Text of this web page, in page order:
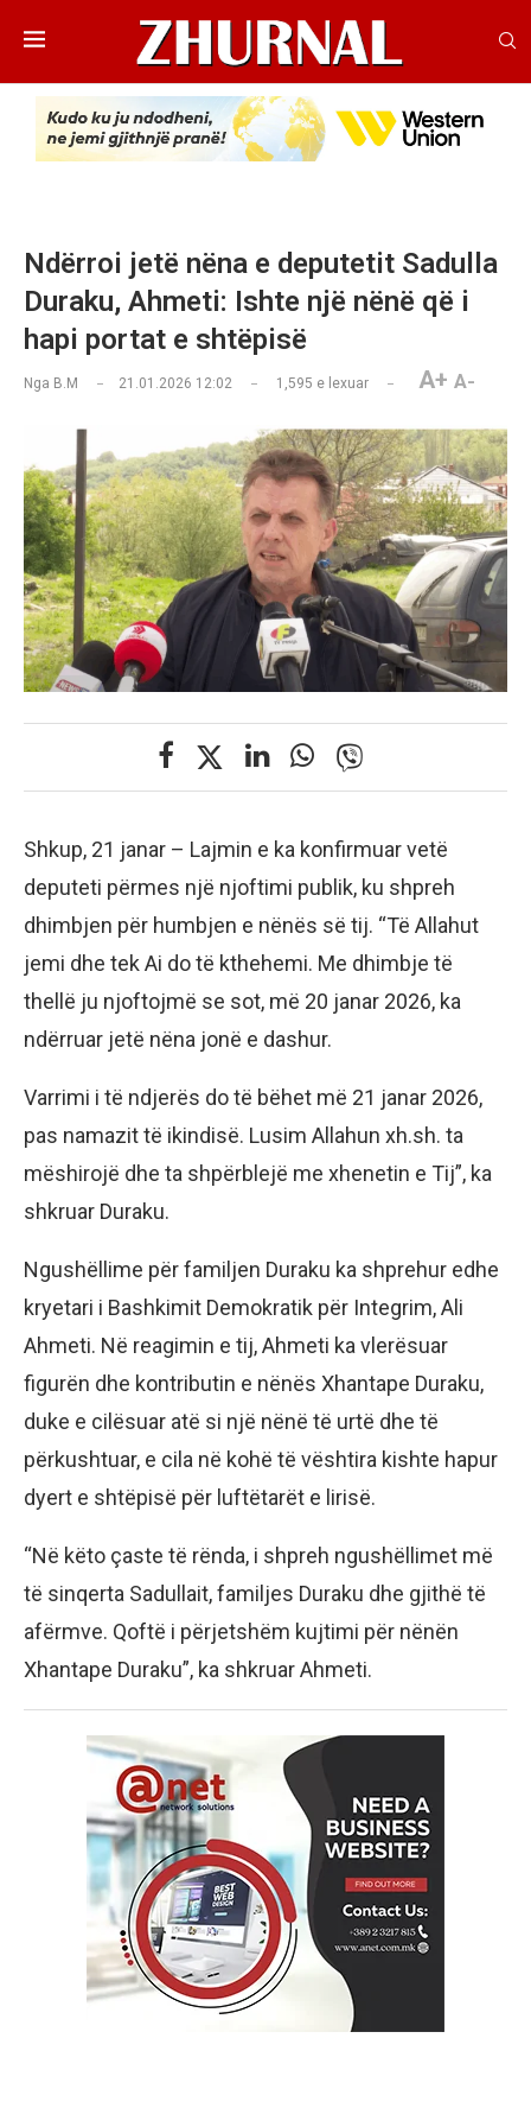
Ndërroi jetë nëna e deputetit Sadulla
Duraku, Ahmeti: Ishte një nënë që i
hapi portat e shtëpisë
Nga B.M 21.01.2026 12:02 1,595 e lexuar A+ A-
Shkup, 21 janar – Lajmin e ka konfirmuar vetë
deputeti përmes një njoftimi publik, ku shpreh
dhimbjen për humbjen e nënës së tij. “Të Allahut
jemi dhe tek Ai do të kthehemi. Me dhimbje të
thellë ju njoftojmë se sot, më 20 janar 2026, ka
ndërruar jetë nëna jonë e dashur.
Varrimi i të ndjerës do të bëhet më 21 janar 2026,
pas namazit të ikindisë. Lusim Allahun xh.sh. ta
mëshirojë dhe ta shpërblejë me xhenetin e Tij”, ka
shkruar Duraku.
Ngushëllime për familjen Duraku ka shprehur edhe
kryetari i Bashkimit Demokratik për Integrim, Ali
Ahmeti. Në reagimin e tij, Ahmeti ka vlerësuar
figurën dhe kontributin e nënës Xhantape Duraku,
duke e cilësuar atë si një nënë të urtë dhe të
përkushtuar, e cila në kohë të vështira kishte hapur
dyert e shtëpisë për luftëtarët e lirisë.
“Në këto çaste të rënda, i shpreh ngushëllimet më
të sinqerta Sadullait, familjes Duraku dhe gjithë të
afërmve. Qoftë i përjetshëm kujtimi për nënën
Xhantape Duraku”, ka shkruar Ahmeti.